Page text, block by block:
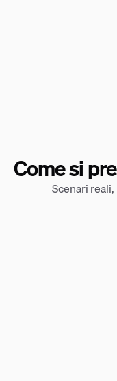
Come si
Scenari